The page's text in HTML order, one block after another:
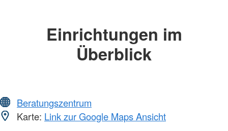
Einrichtungen im
Überblick
Beratungszentrum
Karte: Link zur Google Maps Ansicht